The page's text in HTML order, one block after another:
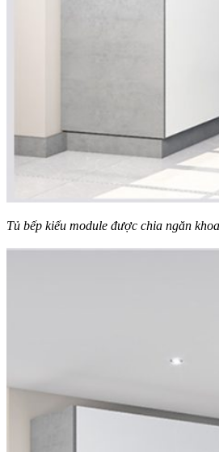
Tủ bếp kiểu module được chia ngăn